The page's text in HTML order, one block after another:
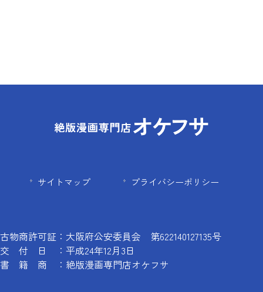
サイトマップ プライバシーポリシー
古物商許可証：大阪府公安委員会 第622140127135号
交 付 日 ：平成24年12月3日
書 籍 商 ：絶版漫画専門店オケフサ